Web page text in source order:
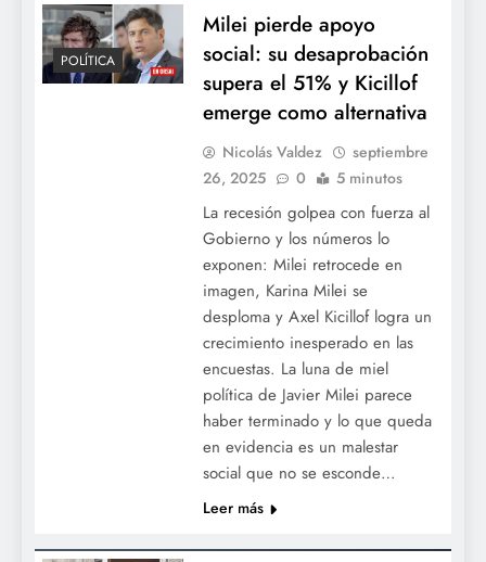
POLÍTICA
Milei pierde apoyo
social: su desaprobación
supera el 51% y Kicillof
emerge como alternativa
Nicolás Valdez
septiembre
26, 2025
0 5 minutos
La recesión golpea con fuerza al
Gobierno y los números lo
exponen: Milei retrocede en
imagen, Karina Milei se
desploma y Axel Kicillof logra un
crecimiento inesperado en las
encuestas. La luna de miel
política de Javier Milei parece
haber terminado y lo que queda
en evidencia es un malestar
social que no se esconde…
Leer más